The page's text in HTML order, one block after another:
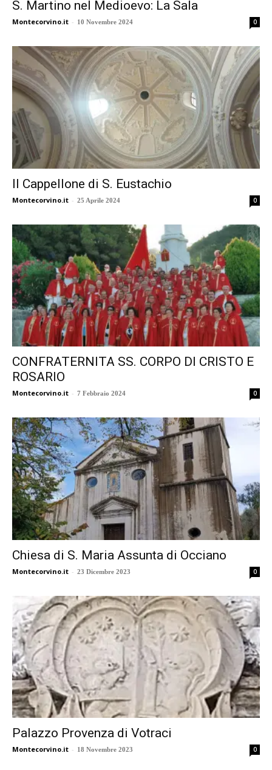
S. Martino nel Medioevo: La Sala
Montecorvino.it - 10 Novembre 2024 0
Il Cappellone di S. Eustachio
Montecorvino.it - 25 Aprile 2024 0
CONFRATERNITA SS. CORPO DI CRISTO E
ROSARIO
Montecorvino.it - 7 Febbraio 2024 0
Chiesa di S. Maria Assunta di Occiano
Montecorvino.it - 23 Dicembre 2023 0
Palazzo Provenza di Votraci
Montecorvino.it - 18 Novembre 2023 0